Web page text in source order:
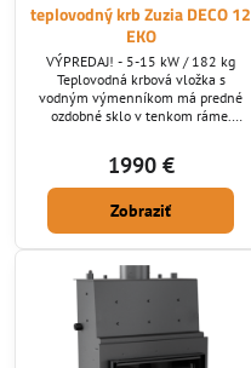
teplovodný krb Zuzia DECO 12
EKO
VÝPREDAJ! - 5-15 kW / 182 kg
Teplovodná krbová vložka s
vodným výmenníkom má predné
ozdobné sklo v tenkom ráme.
vedia spríjemniť posedenie aj vo
vašom interiéry aj pokiaľ ste citlivý
na prašné prostredie keďže netreba
korpus - žiaruvzdorná oceľ o hrúbke
4 mm, dvierka...
1990 €
Zobraziť